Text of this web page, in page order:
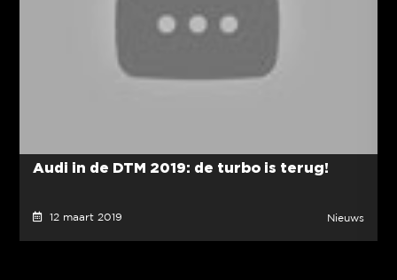
Audi in de DTM 2019: de turbo is terug!
12 maart 2019 Nieuws